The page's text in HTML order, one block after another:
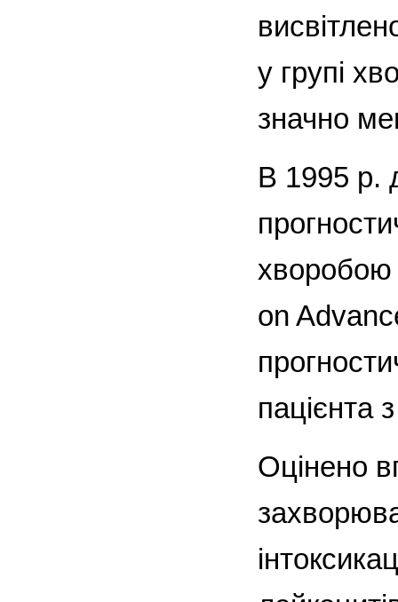
у групі
значно
В 1995 р.
хворобою
on
пацієнта
Оцінено